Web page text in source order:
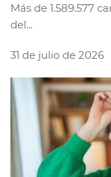
Más de 1.589.577
del...
31 de julio de 2026